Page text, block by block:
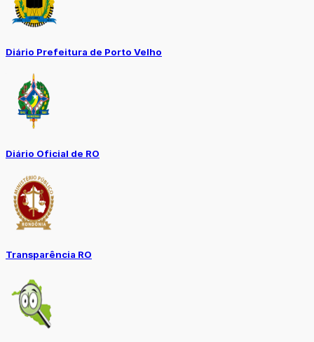
Diário Prefeitura de Porto Velho
Diário Oficial de RO
Transparência RO